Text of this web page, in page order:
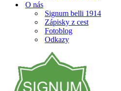
O nás
Signum belli 1914
Zápisky z cest
Fotoblog
Odkazy